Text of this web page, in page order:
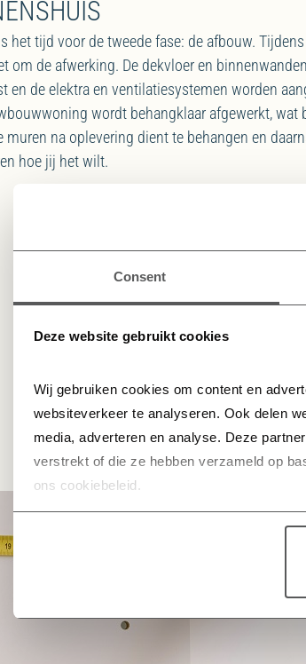
Consent
Deze website gebruikt cookies
Wij gebruiken cookies om content en
websiteverkeer te analyseren. Ook delen
media, adverteren en analyse. Deze
verstrekt of die ze hebben verzameld op
ons cookiebeleid.
het tijd voor de tweede fase: de afbouw.
om de afwerking. De dekvloer en
en de elektra en ventilatiesystemen worden
wordt behangklaar afgewerkt, wat
muren na oplevering dient te behangen en
hoe jij het wilt.
EEN
De vorderingen van je woning
team zorgt ervoor